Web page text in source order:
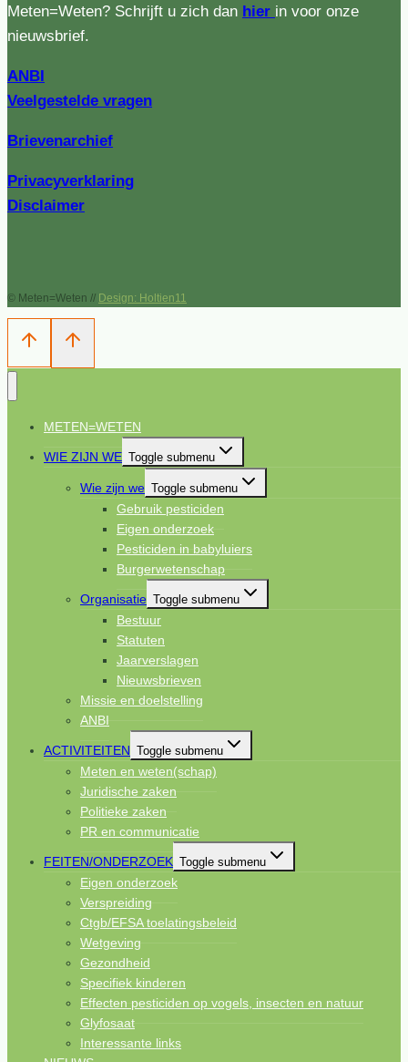
Meten=Weten? Schrijft u zich dan hier in voor onze
nieuwsbrief.
ANBI
Veelgestelde vragen
Brievenarchief
Privacyverklaring
Disclaimer
© Meten=Weten // Design: Holtien11
METEN=WETEN
WIE ZIJN WE Toggle submenu
Wie zijn we Toggle submenu
Gebruik pesticiden
Eigen onderzoek
Pesticiden in babyluiers
Burgerwetenschap
Organisatie Toggle submenu
Bestuur
Statuten
Jaarverslagen
Nieuwsbrieven
Missie en doelstelling
ANBI
ACTIVITEITEN Toggle submenu
Meten en weten(schap)
Juridische zaken
Politieke zaken
PR en communicatie
FEITEN/ONDERZOEK Toggle submenu
Eigen onderzoek
Verspreiding
Ctgb/EFSA toelatingsbeleid
Wetgeving
Gezondheid
Specifiek kinderen
Effecten pesticiden op vogels, insecten en natuur
Glyfosaat
Interessante links